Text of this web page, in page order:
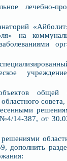
лечебно-
на
общей
14-387, от